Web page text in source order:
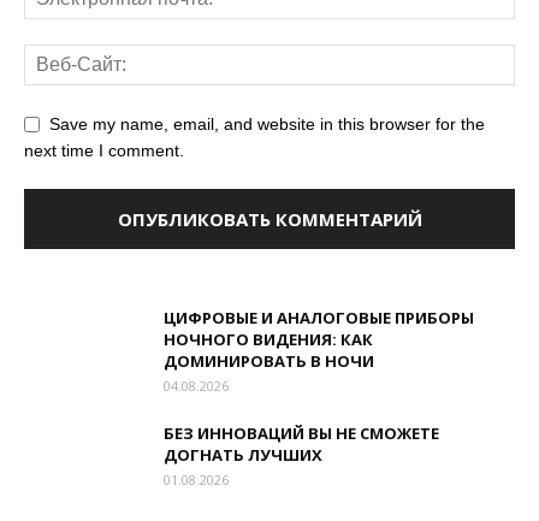
Save my name, email, and website in this browser for the
next time I comment.
ЦИФРОВЫЕ И АНАЛОГОВЫЕ ПРИБОРЫ
НОЧНОГО ВИДЕНИЯ: КАК
ДОМИНИРОВАТЬ В НОЧИ
04.08.2026
БЕЗ ИННОВАЦИЙ ВЫ НЕ СМОЖЕТЕ
ДОГНАТЬ ЛУЧШИХ
01.08.2026